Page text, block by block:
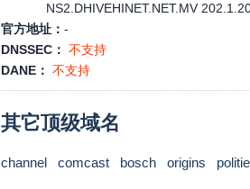
NS2.DHIVEHINET.NET.MV
官方地址： -
DNSSEC： 不支持
DANE： 不支持
其它顶级域名
channel comcast bosch origins politie